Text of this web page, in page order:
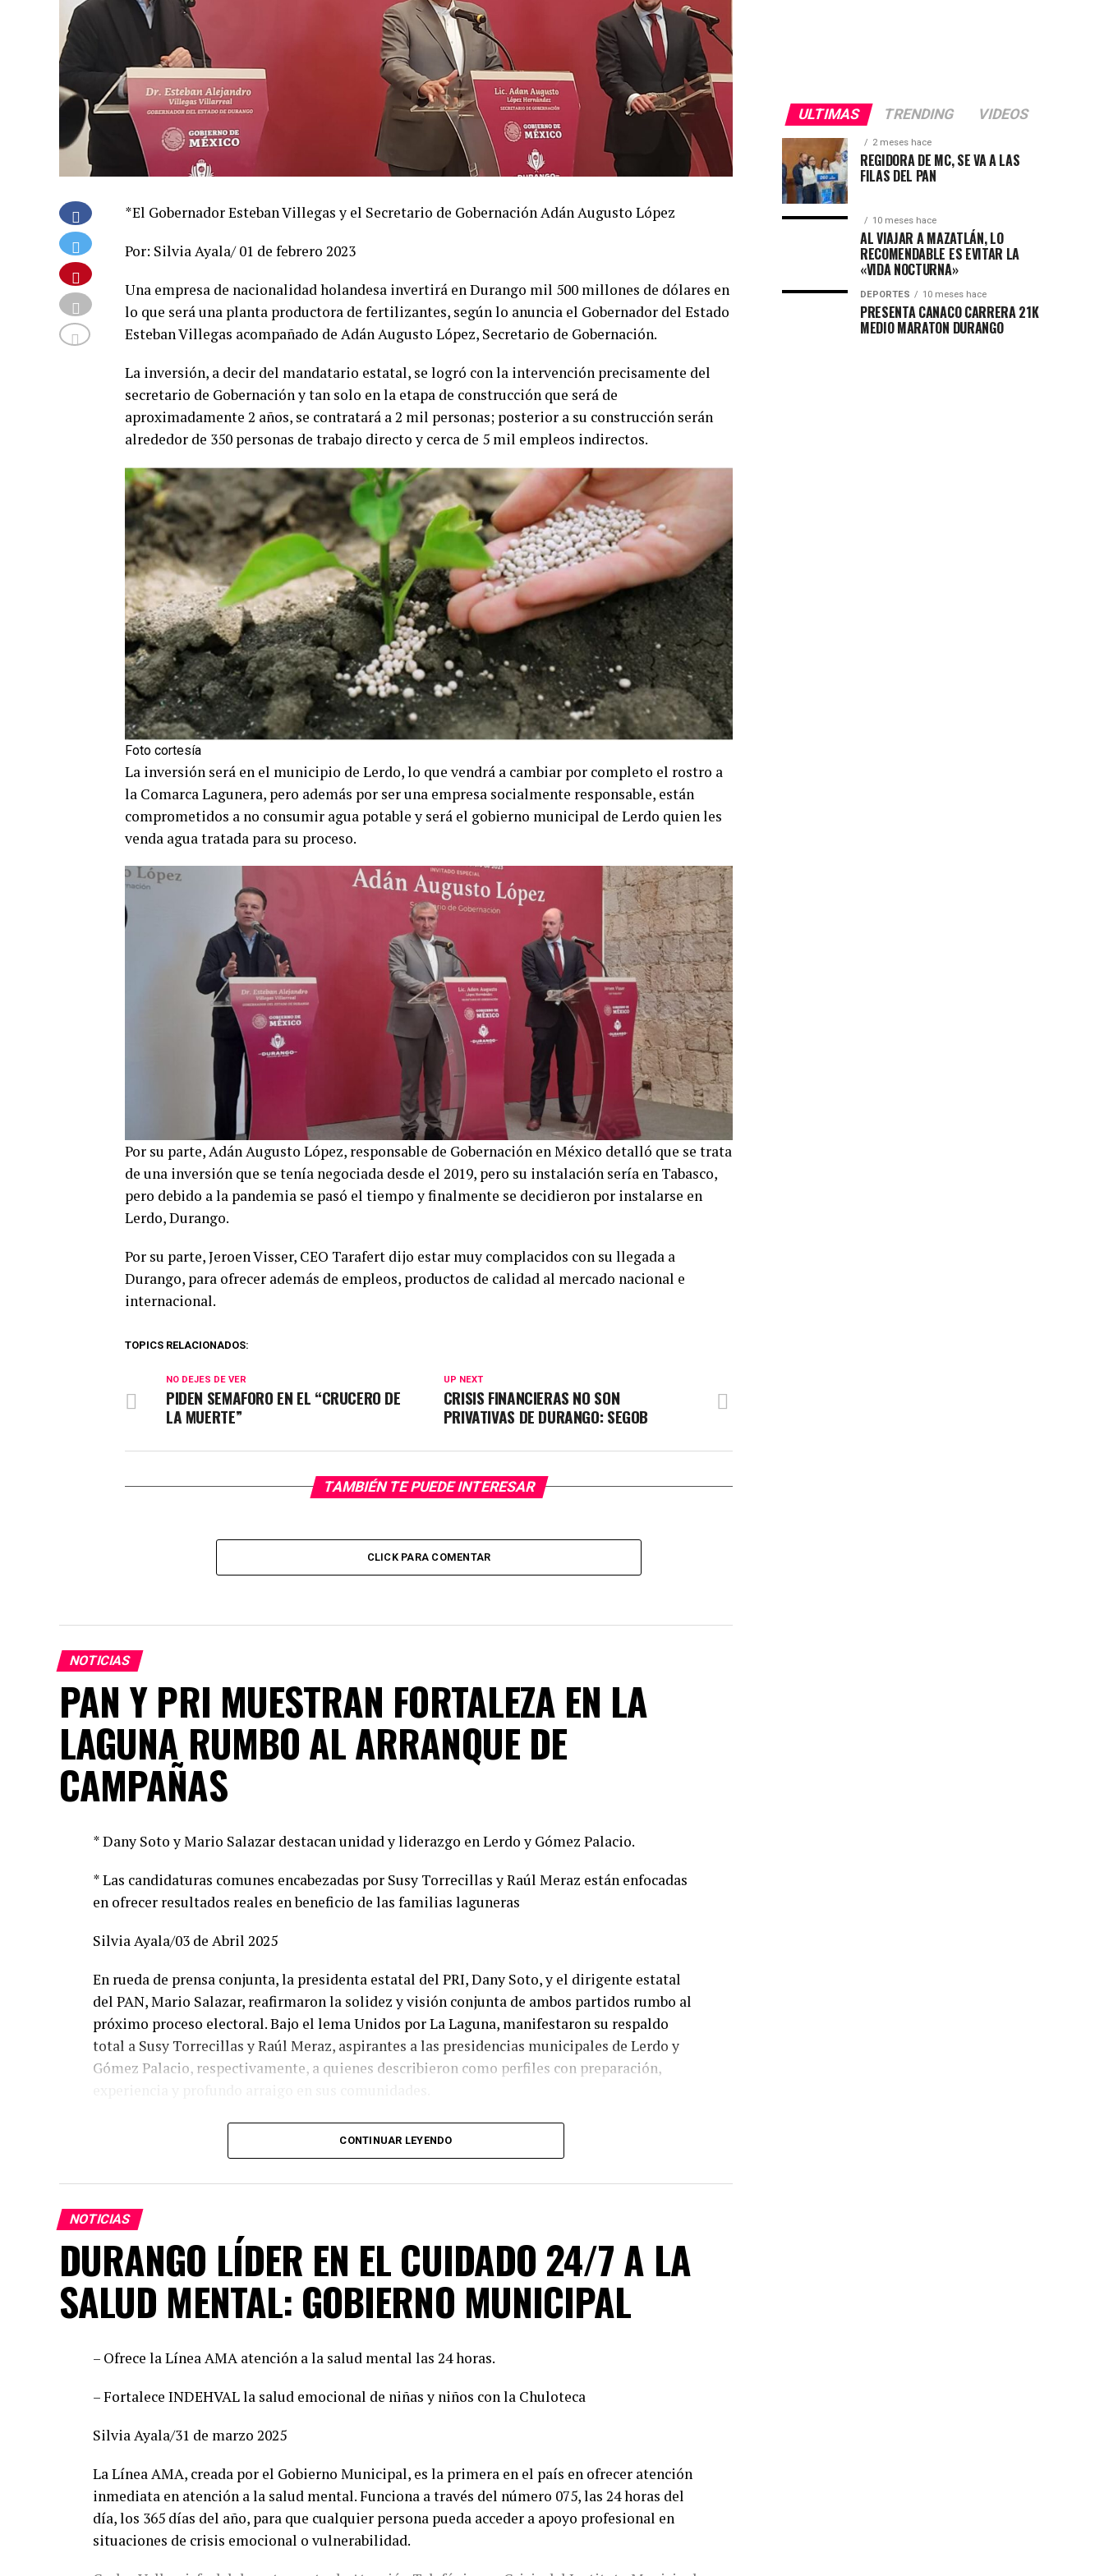
*El Gobernador Esteban Villegas y el Secretario de Gobernación Adán Augusto López
Por: Silvia Ayala/ 01 de febrero 2023
Una empresa de nacionalidad holandesa invertirá en Durango mil 500 millones de dólares en
lo que será una planta productora de fertilizantes, según lo anuncia el Gobernador del Estado
Esteban Villegas acompañado de Adán Augusto López, Secretario de Gobernación.
La inversión, a decir del mandatario estatal, se logró con la intervención precisamente del
secretario de Gobernación y tan solo en la etapa de construcción que será de
aproximadamente 2 años, se contratará a 2 mil personas; posterior a su construcción serán
alrededor de 350 personas de trabajo directo y cerca de 5 mil empleos indirectos.
Foto cortesía
La inversión será en el municipio de Lerdo, lo que vendrá a cambiar por completo el rostro a
la Comarca Lagunera, pero además por ser una empresa socialmente responsable, están
comprometidos a no consumir agua potable y será el gobierno municipal de Lerdo quien les
venda agua tratada para su proceso.
Por su parte, Adán Augusto López, responsable de Gobernación en México detalló que se trata
de una inversión que se tenía negociada desde el 2019, pero su instalación sería en Tabasco,
pero debido a la pandemia se pasó el tiempo y finalmente se decidieron por instalarse en
Lerdo, Durango.
Por su parte, Jeroen Visser, CEO Tarafert dijo estar muy complacidos con su llegada a
Durango, para ofrecer además de empleos, productos de calidad al mercado nacional e
internacional.
TOPICS RELACIONADOS:
UP NEXT
CRISIS FINANCIERAS NO SON
PRIVATIVAS DE DURANGO: SEGOB
NO DEJES DE VER
PIDEN SEMAFORO EN EL “CRUCERO DE
LA MUERTE”
TAMBIÉN TE PUEDE INTERESAR
CLICK PARA COMENTAR
NOTICIAS
PAN Y PRI MUESTRAN FORTALEZA EN LA
LAGUNA RUMBO AL ARRANQUE DE
CAMPAÑAS
* Dany Soto y Mario Salazar destacan unidad y liderazgo en Lerdo y Gómez Palacio.
* Las candidaturas comunes encabezadas por Susy Torrecillas y Raúl Meraz están enfocadas
en ofrecer resultados reales en beneficio de las familias laguneras
Silvia Ayala/03 de Abril 2025
En rueda de prensa conjunta, la presidenta estatal del PRI, Dany Soto, y el dirigente estatal
del PAN, Mario Salazar, reafirmaron la solidez y visión conjunta de ambos partidos rumbo al
próximo proceso electoral. Bajo el lema Unidos por La Laguna, manifestaron su respaldo
total a Susy Torrecillas y Raúl Meraz, aspirantes a las presidencias municipales de Lerdo y
Gómez Palacio, respectivamente, a quienes describieron como perfiles con preparación,
Dany Soto aseguró que la alianza entre PRI y PAN no responde a cuotas, sino a la búsqueda de
seguros de que vamos con las y los mejores”, enfatizó, además agregó que este esfuerzo
común demuestra la convicción de ofrecer gobiernos confiables, integrados por mujeres y
hombres de trayectoria probada, leales y comprometidos con su comunidad.
Por su parte, Mario Salazar destacó el trabajo técnico y jurídico que permitió solventar las
observaciones del Instituto Electoral para garantizar la validez del registro de las
perfiles honestos y profesionales que sabrán gobernar bien. Lo hicimos en el 2022 junto con
Esteban Villegas, y volveremos a hacerlo ahora en Lerdo y Gómez Palacio”, señaló. Asimismo,
recordó que esta alianza fue referente nacional por su efectividad en frenar el avance de
Morena y por ofrecer gobiernos cercanos y con visión humanista.
Durante el encuentro con medios, Susy Torrecillas agradeció el respaldo de ambas
dirigencias y aseguró que participará con total entrega en una campaña de propuestas y
cercanía: “Vamos a salir con todo el corazón por Lerdo, con un equipo que ama esta tierra y
que tiene claro cómo hacer las cosas bien”.
CONTINUAR LEYENDO
NOTICIAS
DURANGO LÍDER EN EL CUIDADO 24/7 A LA
SALUD MENTAL: GOBIERNO MUNICIPAL
– Ofrece la Línea AMA atención a la salud mental las 24 horas.
– Fortalece INDEHVAL la salud emocional de niñas y niños con la Chuloteca
Silvia Ayala/31 de marzo 2025
La Línea AMA, creada por el Gobierno Municipal, es la primera en el país en ofrecer atención
inmediata en atención a la salud mental. Funciona a través del número 075, las 24 horas del
día, los 365 días del año, para que cualquier persona pueda acceder a apoyo profesional en
situaciones de crisis emocional o vulnerabilidad.
ULTIMAS TRENDING VIDEOS
2 meses hace
REGIDORA DE MC, SE VA A LAS
FILAS DEL PAN
10 meses hace
AL VIAJAR A MAZATLÁN, LO
RECOMENDABLE ES EVITAR LA
«VIDA NOCTURNA»
DEPORTES 10 meses hace
PRESENTA CANACO CARRERA 21K
MEDIO MARATON DURANGO